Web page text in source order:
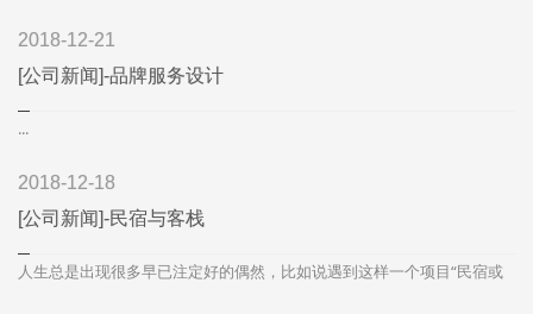
2018-12-21
[公司新闻]-品牌服务设计
...
2018-12-18
[公司新闻]-民宿与客栈
人生总是出现很多早已注定好的偶然，比如说遇到这样一个项目“民宿或